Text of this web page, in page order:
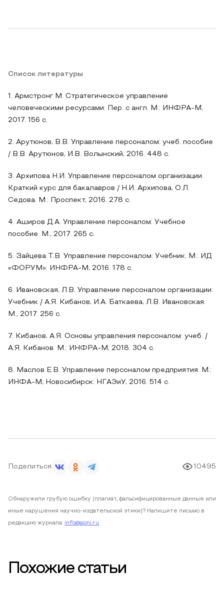
Список литературы
1. Армстронг М. Стратегическое управление
человеческими ресурсами: Пер. с англ. М.: ИНФРА-М,
2017. 156 с.
2. Арутюнов, В.В. Управление персоналом: учеб. пособие
/ В.В. Арутюнов, И.В. Волынский, 2016. 448 с.
3. Архипова Н.И. Управление персоналом организации.
Краткий курс для бакалавров / Н.И. Архипова, О.Л.
Седова. М.: Проспект, 2016. 278 с.
4. Аширов Д.А. Управление персоналом: Учебное
пособие. М., 2017. 265 с.
5. Зайцева Т.В. Управление персоналом: Учебник. М.: ИД
«ФОРУМ»: ИНФРА-М, 2016. 178 с.
6. Ивановская, Л.В. Управление персоналом организации:
Учебник / А.Я. Кибанов, И.А. Баткаева, Л.В. Ивановская.
М., 2017. 256 с.
7. Кибанов, А.Я. Основы управления персоналом: учеб. /
А.Я. Кибанов. М.: ИНФРА-М, 2018. 304 с.
8. Маслов Е.В. Управление персоналом предприятия. М.:
ИНФА-М; Новосибирск: НГАЭиУ, 2016. 514 с.
Поделиться 10495
Обнаружили грубую ошибку (плагиат, фальсифицированные данные или
иные нарушения научно-издательской этики)? Напишите письмо в
редакцию журнала: info@apni.ru
Похожие статьи